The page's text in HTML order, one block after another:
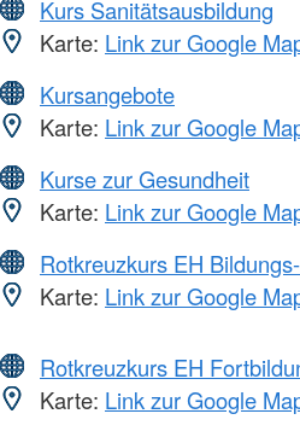
Kurs Sanitätsausbildung
Karte: Link zur Google
Kursangebote
Karte: Link zur Google
Kurse zur Gesundheit
Karte: Link zur Google
Rotkreuzkurs EH
Karte: Link zur Google
Rotkreuzkurs EH
Karte: Link zur Google